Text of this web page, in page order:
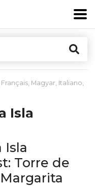
Français, Magyar, Italiano,
Isla
Isla
Torre de